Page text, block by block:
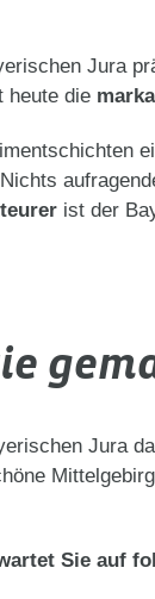
Jura
heute die
ist der
Jura
Sie auf